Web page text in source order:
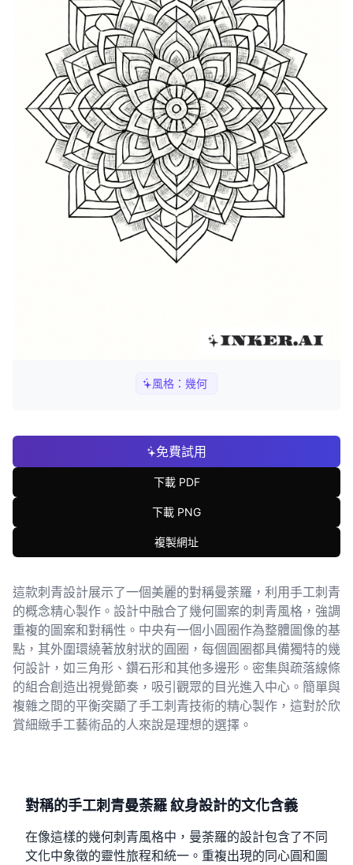
風格： 幾何
免費試用
下載 PDF
下載 PNG
複製網址
這款刺青設計展示了一個美麗的對稱曼荼羅，利用手工刺青
的概念精心製作。設計中融合了幾何圖案的刺青風格，強調
重複的圖案和對稱性。中央有一個小圓圈作為整體圖像的基
點，其外圍環繞著放射狀的圓圈，每個圓圈都具備獨特的幾
何設計，如三角形、鑽石形和其他多邊形。密集與疏落線條
的組合創造出視覺節奏，吸引觀眾的目光進入中心。簡單與
複雜之間的平衡突顯了手工刺青技術的精心製作，這對於欣
賞細緻手工藝術品的人來說是理想的選擇。
對稱的手工刺青曼荼羅 紋身設計的文化含義
在像這樣的幾何刺青風格中，曼荼羅的設計包含了不同
文化中象徵的靈性旅程和統一。重複出現的同心圓和圖